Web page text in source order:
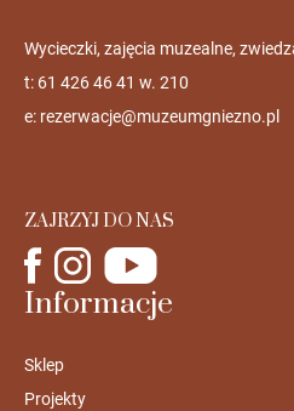
Wycieczki, zajęcia muzealne,
t: 61 426 46 41 w. 210
e: rezerwacje@muzeumgniezno.pl
ZAJRZYJ DO NAS
Informacje
Sklep
Projekty